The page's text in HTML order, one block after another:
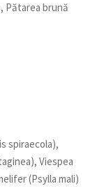
Pătarea brună
spiraecola),
Viespea
(Psylla mali)